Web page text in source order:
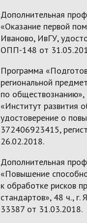
Дополнительная
«Оказание первой
Иваново, ИвГУ,
ОПП-148 от
Программа
региональной
по
«Институт развития
удостоверение о
372406923415,
26.02.2018.
Дополнительная
«Повышение
к обработке рисков
стандартов», 48 ч., г.
33387 от 31.03.2018.